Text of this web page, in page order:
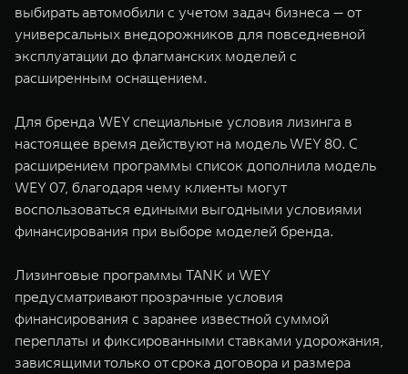
WEY 80
Масштаб возможностей
от 6 449 000 ₽
WEY 80
выбирать автомобили с учетом задач бизнеса — от
универсальных внедорожников для повседневной
эксплуатации до флагманских моделей с
расширенным оснащением.
Для бренда WEY специальные условия лизинга в
настоящее время действуют на модель WEY 80. С
расширением программы список дополнила модель
WEY 07, благодаря чему клиенты могут
воспользоваться едиными выгодными условиями
финансирования при выборе моделей бренда.
Лизинговые программы TANK и WEY
предусматривают прозрачные условия
финансирования с заранее известной суммой
переплаты и фиксированными ставками удорожания,
зависящими только от срока договора и размера